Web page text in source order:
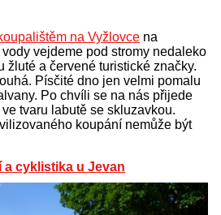
na Vyžlovce na
vejdeme pod stromy nedaleko
žluté a červené turistické značky.
Písčité dno jen velmi pomalu
Po chvíli se na nás přijede
tvaru labutě se skluzavkou.
koupání nemůže být
a cyklistika u Jevan